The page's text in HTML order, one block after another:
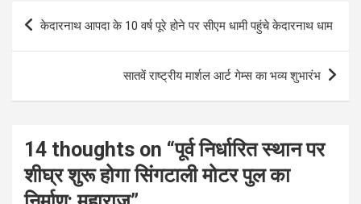
Post
केदारनाथ आपदा के 10 वर्ष पूरे होने पर सीएम धामी पहुंचे केदारनाथ धाम
सातवें राष्ट्रीय मार्शल आर्ट गेम्स का भव्य शुभारंभ
14 thoughts on “पूर्व निर्धारित स्थान पर
शीघ्र शुरू होगा सिंगटाली मोटर पुल का